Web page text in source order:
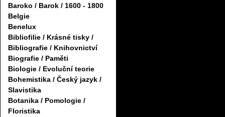
Baroko / Barok / 1600 - 1800
Belgie
Benelux
Bibliofilie / Krásné tisky /
Bibliografie / Knihovnictví
Biografie / Paměti
Biologie / Evoluční teorie
Bohemistika / Český jazyk /
Slavistika
Botanika / Pomologie /
Floristika